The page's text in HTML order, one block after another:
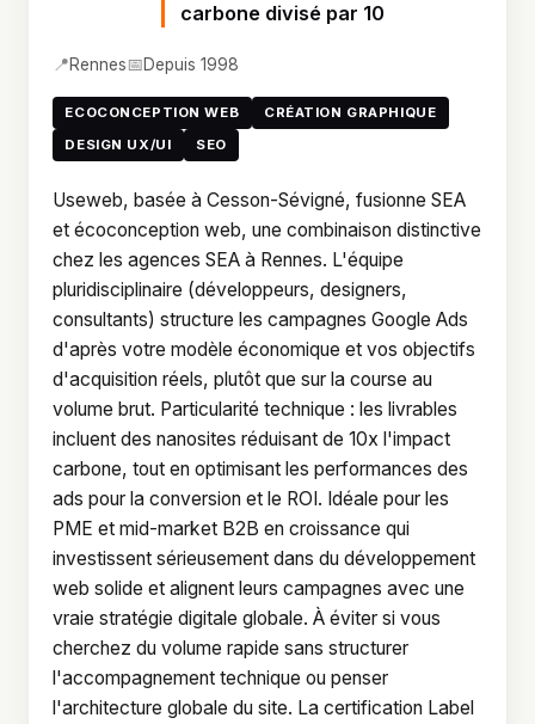
carbone divisé par 10
📍Rennes📅Depuis 1998
ECOCONCEPTION WEB
CRÉATION GRAPHIQUE
DESIGN UX/UI
SEO
Useweb, basée à Cesson-Sévigné, fusionne SEA
et écoconception web, une combinaison distinctive
chez les agences SEA à Rennes. L'équipe
pluridisciplinaire (développeurs, designers,
consultants) structure les campagnes Google Ads
d'après votre modèle économique et vos objectifs
d'acquisition réels, plutôt que sur la course au
volume brut. Particularité technique : les livrables
incluent des nanosites réduisant de 10x l'impact
carbone, tout en optimisant les performances des
ads pour la conversion et le ROI. Idéale pour les
PME et mid-market B2B en croissance qui
investissent sérieusement dans du développement
web solide et alignent leurs campagnes avec une
vraie stratégie digitale globale. À éviter si vous
cherchez du volume rapide sans structurer
l'accompagnement technique ou penser
l'architecture globale du site. La certification Label